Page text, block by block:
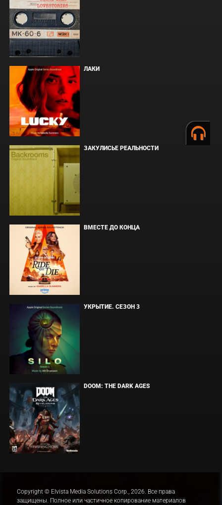
ЛАКИ
ЗАКУЛИСЬЕ РЕАЛЬНОСТИ
ВМЕСТЕ ДО КОНЦА
УКРЫТИЕ. СЕЗОН 3
DOOM: THE DARK AGES
Copyright © Elvista Media Solutions Corp., 2026. Все права
защищены. Полное или частичное копирование материалов